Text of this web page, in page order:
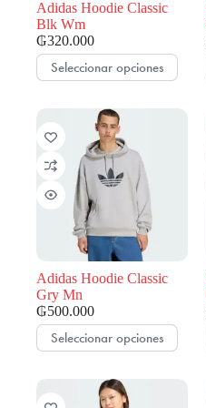
de
producto
Adidas Hoodie Classic
Blk Wm
₲320.000
Seleccionar opciones
Este
producto
múltiples
variantes.
Las
opciones
se
pueden
de
producto
Adidas Hoodie Classic
Gry Mn
₲500.000
Seleccionar opciones
Este
producto
múltiples